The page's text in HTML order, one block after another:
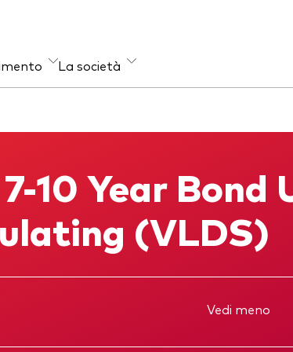
asset
Passiva
La società
10 Year Bond
(VLDS)
Vedi meno
annuale
KID